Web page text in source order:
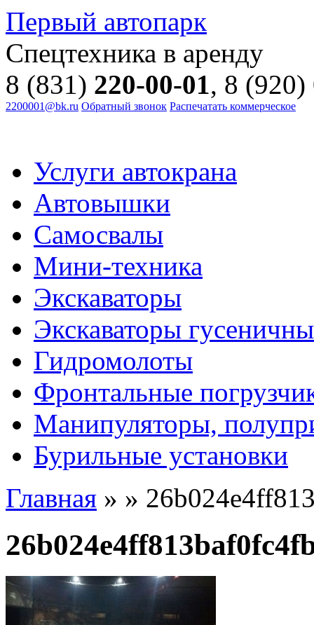
Первый автопарк
Спецтехника в аренду
8 (831) 220-00-01, 8 (920)
2200001@bk.ru Обратный звонок Распечатать коммерческое
Услуги автокрана
Автовышки
Самосвалы
Мини-техника
Экскаваторы
Экскаваторы
Гидромолоты
Фронтальные
Манипуляторы,
Бурильные установки
Главная » »